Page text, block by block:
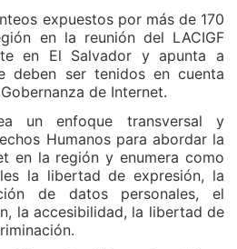
expuestos por más de 170
en la reunión del LACIGF
en El Salvador y apunta a
deben ser tenidos en cuenta
de Internet.
un enfoque transversal y
Humanos para abordar la
en la región y enumera como
la libertad de expresión, la
de datos personales, el
la accesibilidad, la libertad de